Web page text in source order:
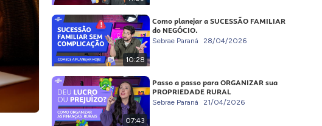
10:28
Como planejar a SUCESSÃO FAMILIAR
do NEGÓCIO.
Sebrae Paraná 28/04/2026
07:43
Passo a passo para ORGANIZAR sua
PROPRIEDADE RURAL
Sebrae Paraná 21/04/2026